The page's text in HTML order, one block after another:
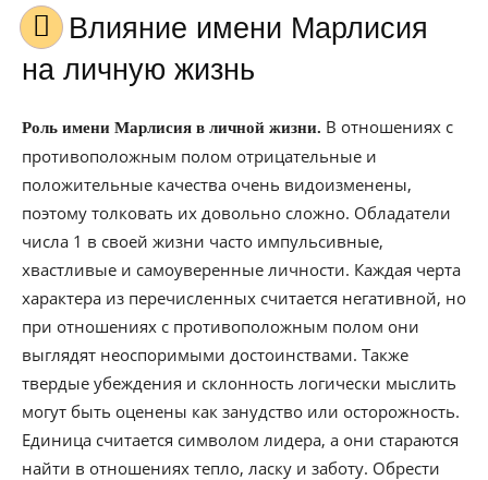
Влияние имени Марлисия
на личную жизнь
Роль имени Марлисия в личной жизни. В отношениях с
противоположным полом отрицательные и
положительные качества очень видоизменены,
поэтому толковать их довольно сложно. Обладатели
числа 1 в своей жизни часто импульсивные,
хвастливые и самоуверенные личности. Каждая черта
характера из перечисленных считается негативной, но
при отношениях с противоположным полом они
выглядят неоспоримыми достоинствами. Также
твердые убеждения и склонность логически мыслить
могут быть оценены как занудство или осторожность.
Единица считается символом лидера, а они стараются
найти в отношениях тепло, ласку и заботу. Обрести